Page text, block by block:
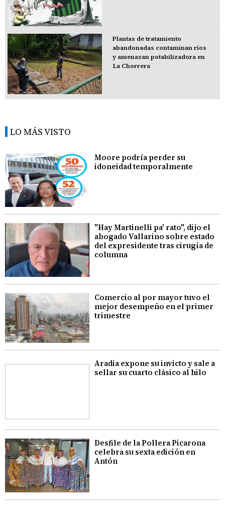
Plantas de tratamiento
abandonadas contaminan ríos
y amenazan potabilizadora en
La Chorrera
LO MÁS VISTO
Moore podría perder su
idoneidad temporalmente
"Hay Martinelli pa' rato", dijo el
abogado Vallarino sobre estado
del expresidente tras cirugía de
columna
Comercio al por mayor tuvo el
mejor desempeño en el primer
trimestre
Aradia expone su invicto y sale a
sellar su cuarto clásico al hilo
Desfile de la Pollera Picarona
celebra su sexta edición en
Antón